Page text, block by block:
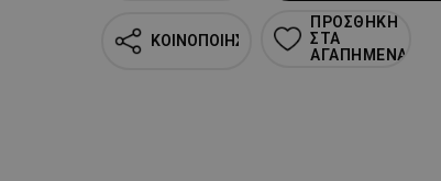
ΚΟΙΝΟΠΟΙΗΣΗ
ΠΡΟΣΘΗΚΗ
ΣΤΑ
ΑΓΑΠΗΜΕΝΑ